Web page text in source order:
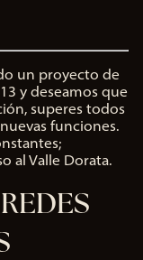
un proyecto de
y deseamos que
superes todos
funciones.
al Valle Dorata.